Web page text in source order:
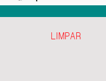
LIMPAR